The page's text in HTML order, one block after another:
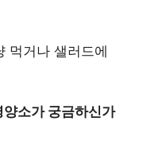
먹거나 샐러드에
소가 궁금하신가